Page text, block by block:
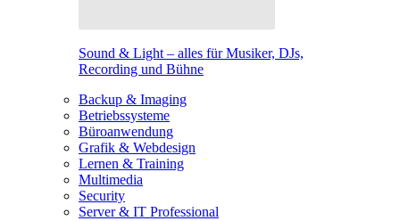
Sound & Light – alles für Musiker, DJs,
Recording und Bühne
Backup & Imaging
Betriebssysteme
Büroanwendung
Grafik & Webdesign
Lernen & Training
Multimedia
Security
Server & IT Professional